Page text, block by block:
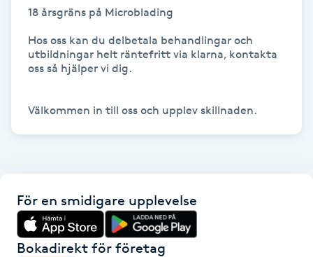
NBE-massage
Ny frisyr
O
Olaplexbehandling
Ombre
18 årsgräns på Microblading
Hos oss kan du delbetala behandlingar och
utbildningar helt räntefritt via klarna, kontakta
oss så hjälper vi dig.
Välkommen in till oss och upplev skillnaden.
För en smidigare upplevelse
Bokadirekt för företag